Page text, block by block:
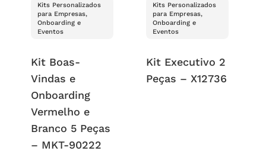
Kits Personalizados
para Empresas,
Onboarding e
Eventos
Kit Boas-
Vindas e
Onboarding
Vermelho e
Branco 5 Peças
– MKT-90222
Kits Personalizados
para Empresas,
Onboarding e
Eventos
Kit Executivo 2
Peças – X12736